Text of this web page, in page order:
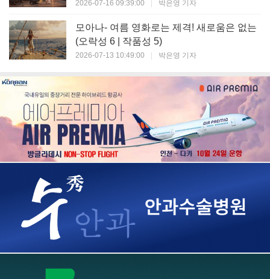
7 | 작품성 6)
2026-07-16 09:39:00 박은영 기자
모아나- 여름 영화로는 제격! 새로움은 없는
(오락성 6 | 작품성 5)
2026-07-13 10:49:00 박은영 기자